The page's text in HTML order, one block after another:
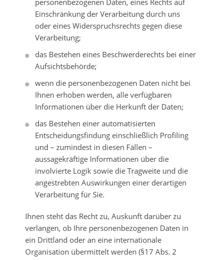
personenbezogenen Daten, eines Rechts auf
Einschränkung der Verarbeitung durch uns
oder eines Widerspruchsrechts gegen diese
Verarbeitung;
das Bestehen eines Beschwerderechts bei einer
Aufsichtsbehörde;
wenn die personenbezogenen Daten nicht bei
Ihnen erhoben werden, alle verfügbaren
Informationen über die Herkunft der Daten;
das Bestehen einer automatisierten
Entscheidungsfindung einschließlich Profiling
und – zumindest in diesen Fällen –
aussagekräftige Informationen über die
involvierte Logik sowie die Tragweite und die
angestrebten Auswirkungen einer derartigen
Verarbeitung für Sie.
Ihnen steht das Recht zu, Auskunft darüber zu
verlangen, ob Ihre personenbezogenen Daten in
ein Drittland oder an eine internationale
Organisation übermittelt werden (§17 Abs. 2